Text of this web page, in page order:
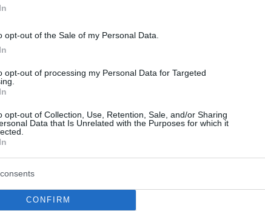
opt-out of the Sale of my Personal Data.
opt-out of processing my Personal Data for Targeted
opt-out of Collection, Use, Retention, Sale, and/or Sharing
Data that Is Unrelated with the Purposes for which it
CONFIRM
μπροστά από την αρχαία πόλη της Δήλου
προς την ενδοχώρα
που βρίσκεται πίσω από το λιμάνι θα
βυθισμένες αρχαίες λιμενικές κατασκευές θα
από τους επισκέπτες θα
εποχιακά ή και μόνιμα
του προβλήματος που διαπιστώθηκε,
της Εφορίας Αρχαιοτήτων Κυκλάδων,
πρότεινε, σύμφωνα με την